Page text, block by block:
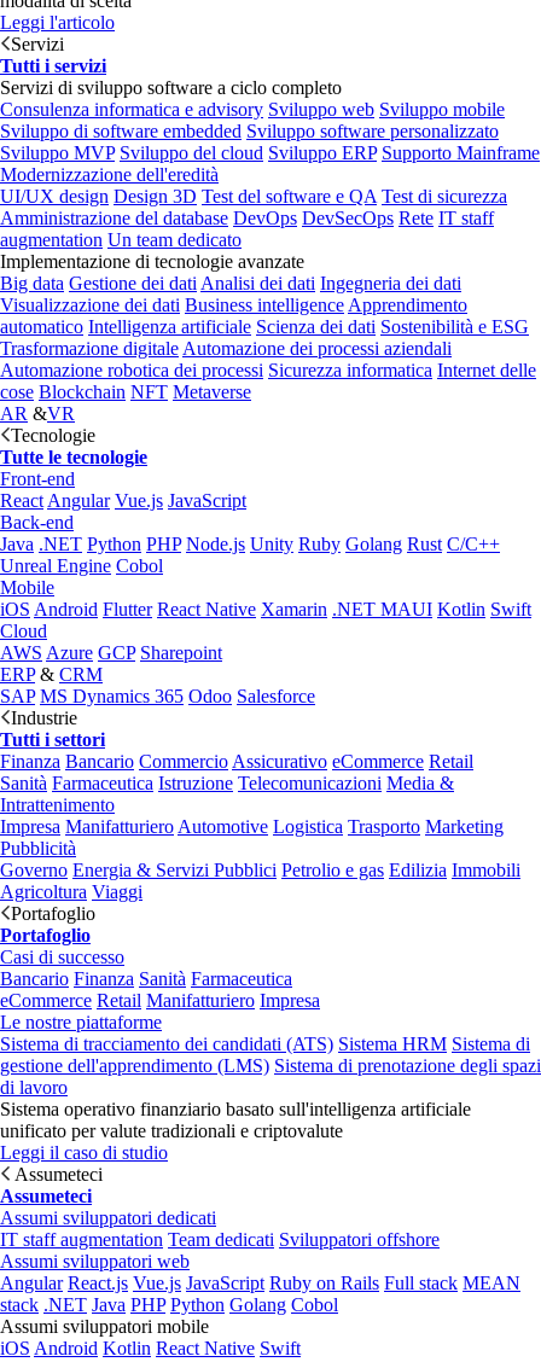
Leggi l'articolo
Servizi
Tutti i servizi
Servizi di sviluppo software a ciclo completo
Consulenza informatica e advisory Sviluppo web Sviluppo mobile
Sviluppo di software embedded Sviluppo software personalizzato
Sviluppo MVP Sviluppo del cloud Sviluppo ERP Supporto Mainframe
Modernizzazione dell'eredità
UI/UX design Design 3D Test del software e QA Test di sicurezza
Amministrazione del database DevOps DevSecOps Rete IT staff
augmentation Un team dedicato
Implementazione di tecnologie avanzate
Big data Gestione dei dati Analisi dei dati Ingegneria dei dati
Visualizzazione dei dati Business intelligence Apprendimento
automatico Intelligenza artificiale Scienza dei dati Sostenibilità e ESG
Trasformazione digitale Automazione dei processi aziendali
Automazione robotica dei processi Sicurezza informatica Internet delle
cose Blockchain NFT Metaverse
AR &VR
Tecnologie
Tutte le tecnologie
Front-end
React Angular Vue.js JavaScript
Back-end
Java .NET Python PHP Node.js Unity Ruby Golang Rust C/C++
Unreal Engine Cobol
Mobile
iOS Android Flutter React Native Xamarin .NET MAUI Kotlin Swift
Cloud
AWS Azure GCP Sharepoint
ERP& CRM
SAP MS Dynamics 365 Odoo Salesforce
Industrie
Tutti i settori
Finanza Bancario Commercio Assicurativo eCommerce Retail
Sanità Farmaceutica Istruzione Telecomunicazioni Media &
Intrattenimento
Impresa Manifatturiero Automotive Logistica Trasporto Marketing
Pubblicità
Governo Energia & Servizi Pubblici Petrolio e gas Edilizia Immobili
Agricoltura Viaggi
Portafoglio
Portafoglio
Casi di successo
Bancario Finanza Sanità Farmaceutica
eCommerce Retail Manifatturiero Impresa
Le nostre piattaforme
Sistema di tracciamento dei candidati (ATS) Sistema HRM Sistema di
gestione dell'apprendimento (LMS) Sistema di prenotazione degli spazi
di lavoro
Sistema operativo finanziario basato sull'intelligenza artificiale
unificato per valute tradizionali e criptovalute
Leggi il caso di studio
Assumeteci
Assumeteci
Assumi sviluppatori dedicati
IT staff augmentation Team dedicati Sviluppatori offshore
Assumi sviluppatori web
Angular React.js Vue.js JavaScript Ruby on Rails Full stack MEAN
stack .NET Java PHP Python Golang Cobol
Assumi sviluppatori mobile
iOS Android Kotlin React Native Swift